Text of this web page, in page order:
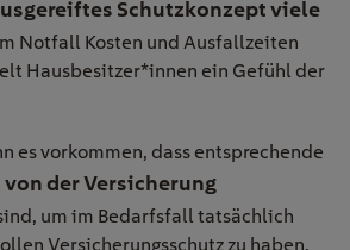
Schutzkonzept viele
Notfall Kosten und Ausfallzeiten
Hausbesitzer*innen ein Gefühl der
es vorkommen, dass entsprechende
von der Versicherung
um im Bedarfsfall tatsächlich
Versicherungsschutz zu haben.